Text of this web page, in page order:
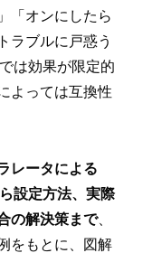
「オンにしたら
ラブルに戸惑う
は効果が限定的
よっては互換性
レータによる
設定方法、実際
の解決策まで、
をもとに、図解